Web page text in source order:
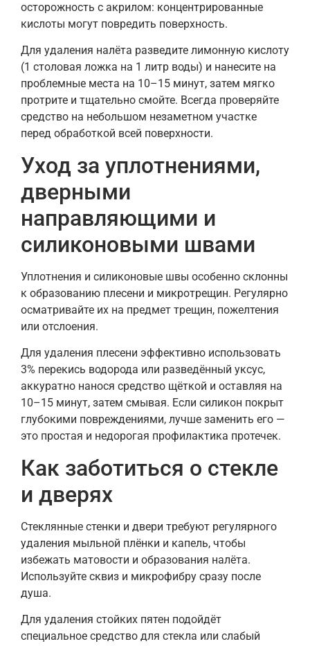
осторожность с акрилом: концентрированные
кислоты могут повредить поверхность.
Для удаления налёта разведите лимонную кислоту
(1 столовая ложка на 1 литр воды) и нанесите на
проблемные места на 10–15 минут, затем мягко
протрите и тщательно смойте. Всегда проверяйте
средство на небольшом незаметном участке
перед обработкой всей поверхности.
Уход за уплотнениями,
дверными
направляющими и
силиконовыми швами
Уплотнения и силиконовые швы особенно склонны
к образованию плесени и микротрещин. Регулярно
осматривайте их на предмет трещин, пожелтения
или отслоения.
Для удаления плесени эффективно использовать
3% перекись водорода или разведённый уксус,
аккуратно нанося средство щёткой и оставляя на
10–15 минут, затем смывая. Если силикон покрыт
глубокими повреждениями, лучше заменить его —
это простая и недорогая профилактика протечек.
Как заботиться о стекле
и дверях
Стеклянные стенки и двери требуют регулярного
удаления мыльной плёнки и капель, чтобы
избежать матовости и образования налёта.
Используйте сквиз и микрофибру сразу после
душа.
Для удаления стойких пятен подойдёт
специальное средство для стекла или слабый